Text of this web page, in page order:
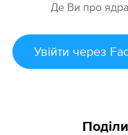
Де Ви про
Увійти через